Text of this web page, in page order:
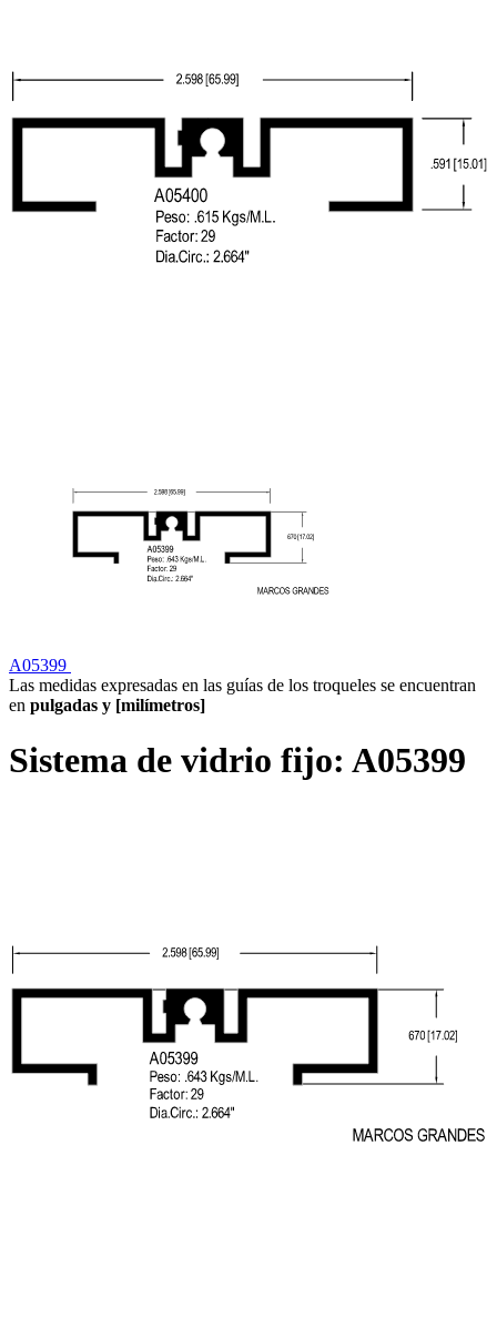
A05399
Las medidas expresadas en las guías de los troqueles se encuentran
en pulgadas y [milímetros]
Sistema de vidrio fijo: A05399